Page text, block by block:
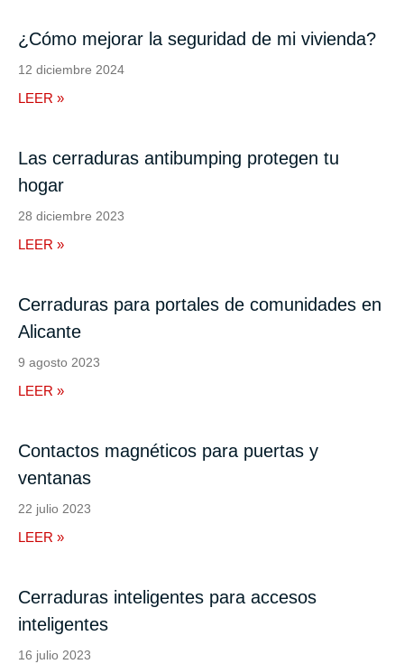
¿Cómo mejorar la seguridad de mi vivienda?
12 diciembre 2024
LEER »
Las cerraduras antibumping protegen tu
hogar
28 diciembre 2023
LEER »
Cerraduras para portales de comunidades en
Alicante
9 agosto 2023
LEER »
Contactos magnéticos para puertas y
ventanas
22 julio 2023
LEER »
Cerraduras inteligentes para accesos
inteligentes
16 julio 2023